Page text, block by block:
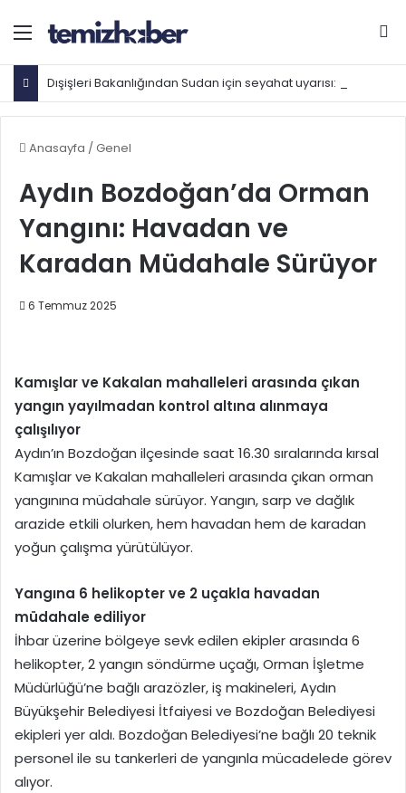
Menü
Anasayfa / Genel
Aydın Bozdoğan’da Orman
Yangını: Havadan ve
Karadan Müdahale Sürüyor
6 Temmuz 2025
Kamışlar ve Kakalan mahalleleri arasında çıkan
yangın yayılmadan kontrol altına alınmaya
çalışılıyor
Aydın’ın Bozdoğan ilçesinde saat 16.30 sıralarında kırsal
Kamışlar ve Kakalan mahalleleri arasında çıkan orman
yangınına müdahale sürüyor. Yangın, sarp ve dağlık
arazide etkili olurken, hem havadan hem de karadan
yoğun çalışma yürütülüyor.
Yangına 6 helikopter ve 2 uçakla havadan
müdahale ediliyor
İhbar üzerine bölgeye sevk edilen ekipler arasında 6
helikopter, 2 yangın söndürme uçağı, Orman İşletme
Müdürlüğü’ne bağlı arazözler, iş makineleri, Aydın
Büyükşehir Belediyesi İtfaiyesi ve Bozdoğan Belediyesi
ekipleri yer aldı. Bozdoğan Belediyesi’ne bağlı 20 teknik
personel ile su tankerleri de yangınla mücadelede görev
alıyor.